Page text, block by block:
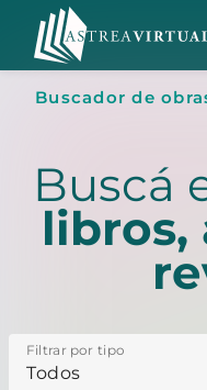
Buscador de
Buscá
libros,
Filtrar por tipo
Todos